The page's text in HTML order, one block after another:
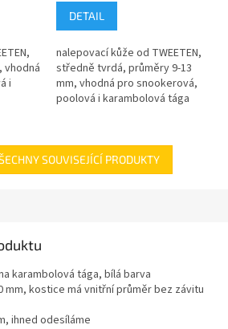
vhodná
i
DETAIL
nalepovací kůže od TWEETEN,
středně tvrdá, průměry 9-13
mm, vhodná pro snookerová,
poolová i karambolová tága
SOUVISEJÍCÍ PRODUKTY
karambolová tága, bílá barva
mm, kostice má vnitřní průměr bez závitu
ihned odesíláme